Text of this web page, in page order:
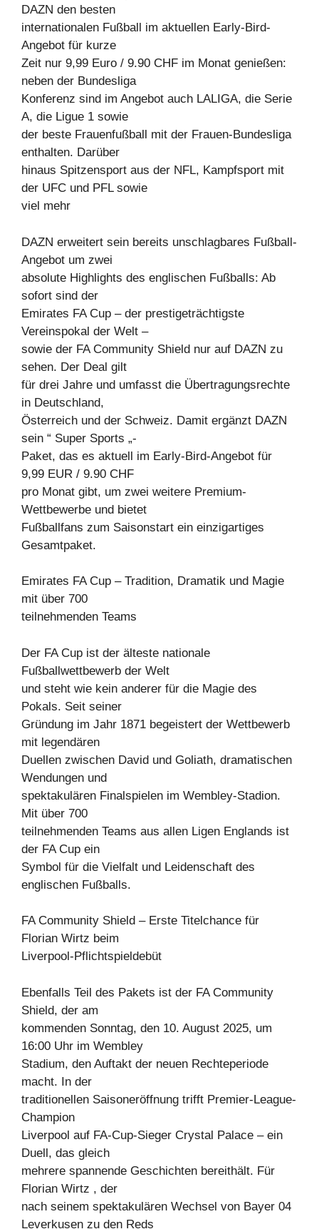
DAZN den besten
internationalen Fußball im aktuellen Early-Bird-
Angebot für kurze
Zeit nur 9,99 Euro / 9.90 CHF im Monat genießen:
neben der Bundesliga
Konferenz sind im Angebot auch LALIGA, die Serie
A, die Ligue 1 sowie
der beste Frauenfußball mit der Frauen-Bundesliga
enthalten. Darüber
hinaus Spitzensport aus der NFL, Kampfsport mit
der UFC und PFL sowie
viel mehr
DAZN erweitert sein bereits unschlagbares Fußball-
Angebot um zwei
absolute Highlights des englischen Fußballs: Ab
sofort sind der
Emirates FA Cup – der prestigeträchtigste
Vereinspokal der Welt –
sowie der FA Community Shield nur auf DAZN zu
sehen. Der Deal gilt
für drei Jahre und umfasst die Übertragungsrechte
in Deutschland,
Österreich und der Schweiz. Damit ergänzt DAZN
sein “ Super Sports „-
Paket, das es aktuell im Early-Bird-Angebot für
9,99 EUR / 9.90 CHF
pro Monat gibt, um zwei weitere Premium-
Wettbewerbe und bietet
Fußballfans zum Saisonstart ein einzigartiges
Gesamtpaket.
Emirates FA Cup – Tradition, Dramatik und Magie
mit über 700
teilnehmenden Teams
Der FA Cup ist der älteste nationale
Fußballwettbewerb der Welt
und steht wie kein anderer für die Magie des
Pokals. Seit seiner
Gründung im Jahr 1871 begeistert der Wettbewerb
mit legendären
Duellen zwischen David und Goliath, dramatischen
Wendungen und
spektakulären Finalspielen im Wembley-Stadion.
Mit über 700
teilnehmenden Teams aus allen Ligen Englands ist
der FA Cup ein
Symbol für die Vielfalt und Leidenschaft des
englischen Fußballs.
FA Community Shield – Erste Titelchance für
Florian Wirtz beim
Liverpool-Pflichtspieldebüt
Ebenfalls Teil des Pakets ist der FA Community
Shield, der am
kommenden Sonntag, den 10. August 2025, um
16:00 Uhr im Wembley
Stadium, den Auftakt der neuen Rechteperiode
macht. In der
traditionellen Saisoneröffnung trifft Premier-League-
Champion
Liverpool auf FA-Cup-Sieger Crystal Palace – ein
Duell, das gleich
mehrere spannende Geschichten bereithält. Für
Florian Wirtz , der
nach seinem spektakulären Wechsel von Bayer 04
Leverkusen zu den Reds